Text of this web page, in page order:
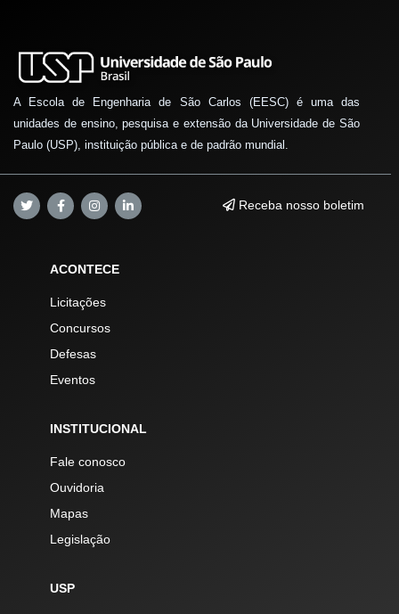
A Escola de Engenharia de São Carlos (EESC) é uma das
unidades de ensino, pesquisa e extensão da Universidade de São
Paulo (USP), instituição pública e de padrão mundial.
Receba nosso boletim
ACONTECE
Licitações
Concursos
Defesas
Eventos
INSTITUCIONAL
Fale conosco
Ouvidoria
Mapas
Legislação
USP